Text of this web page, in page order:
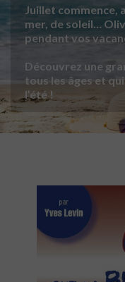
Juillet commence,
mer, de soleil…
pendant vos
Découvrez une
tous les âges et
l’été !